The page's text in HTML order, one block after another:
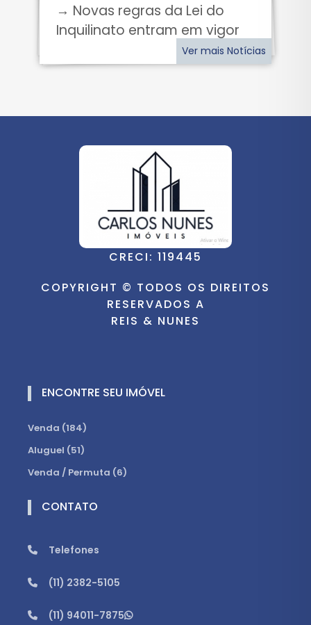
→ Novas regras da Lei do
Inquilinato entram em vigor
Ver mais Notícias
CRECI: 119445
COPYRIGHT © TODOS OS DIREITOS
RESERVADOS A
REIS & NUNES
ENCONTRE SEU IMÓVEL
Venda (184)
Aluguel (51)
Venda / Permuta (6)
CONTATO
Telefones
(11) 2382-5105
(11) 94011-7875